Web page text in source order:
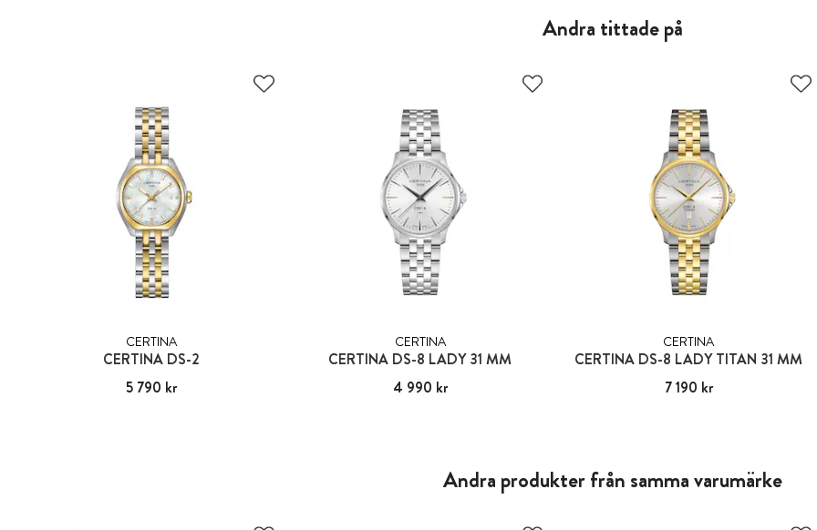
Andra tittade på
CERTINA
CERTINA DS-2
Pris :5 790 kr
5 790 kr
CERTINA
CERTINA DS-8 LADY 31 MM
Pris:4 990 kr
4 990 kr
CERTINA
CERTINA DS-8 LADY TITAN 31 MM
Pris:7 190 kr
7 190 kr
Andra produkter från samma varumärke